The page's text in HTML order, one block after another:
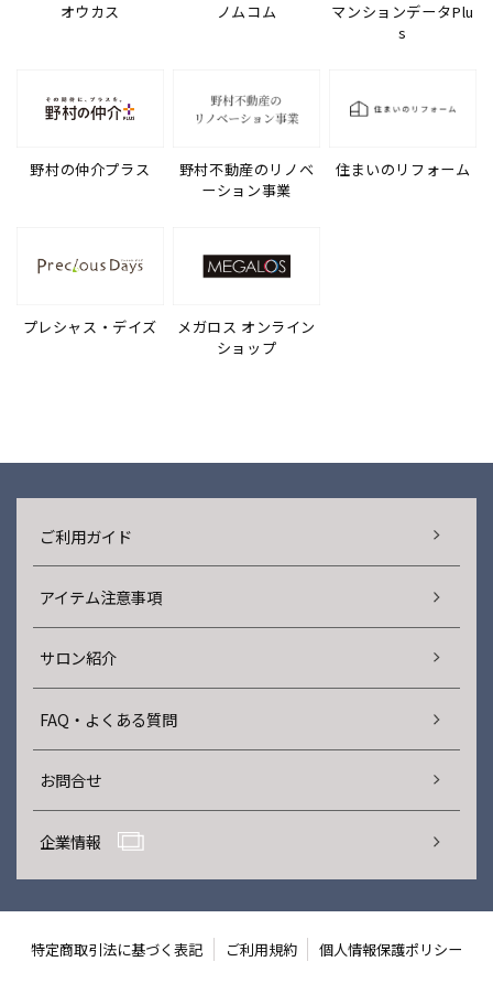
オウカス ノムコム
マンションデータPlu
s
野村の仲介プラス
野村不動産のリノベ
ーション事業
住まいのリフォーム
プレシャス・デイズ
メガロス オンライン
ショップ
ご利用ガイド
アイテム注意事項
サロン紹介
FAQ・よくある質問
お問合せ
企業情報
特定商取引法に基づく表記 ご利用規約 個人情報保護ポリシー